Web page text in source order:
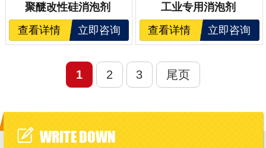
聚醚改性硅消泡剂
查看详情
立即咨询
工业专用消泡剂
查看详情
立即咨询
1 2 3 尾页
WRITE DOWN